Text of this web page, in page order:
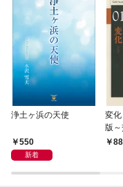
浄土ヶ浜の天使
550
新着
変
版
聞（